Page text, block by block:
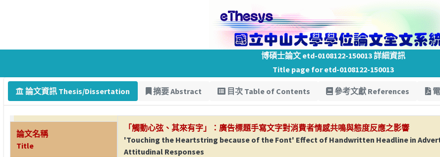
博碩士論文 etd-0108122-150013 詳細資訊
Title page for etd-0108122-150013
論文資訊 Thesis/Dissertation 摘要 Abstract 目次 Table of Contents 參考文獻 References
論文名稱
Title
「觸動心弦、其來有字」：廣告標題手寫文字對消費者情感共鳴與態度反應之影響
'Touching the Heartstring because of the Font' Effect of Handwritten Headline in
Attitudinal Responses